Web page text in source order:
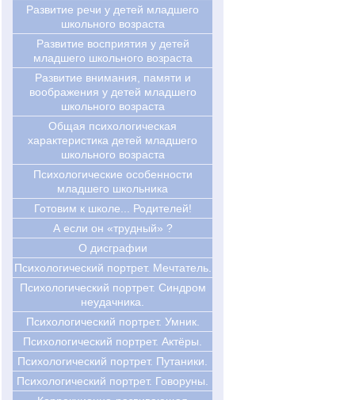
Развитие речи у детей младшего
школьного возраста
Развитие восприятия у детей
младшего школьного возраста
Развитие внимания, памяти и
воображения у детей младшего
школьного возраста
Общая психологическая
характеристика детей младшего
школьного возраста
Психологические особенности
младшего школьника
Готовим к школе... Родителей!
А если он «трудный» ?
О дисграфии
Психологический портрет. Мечтатель.
Психологический портрет. Синдром
неудачника.
Психологический портрет. Умник.
Психологический портрет. Актёры.
Психологический портрет. Путаники.
Психологический портрет. Говоруны.